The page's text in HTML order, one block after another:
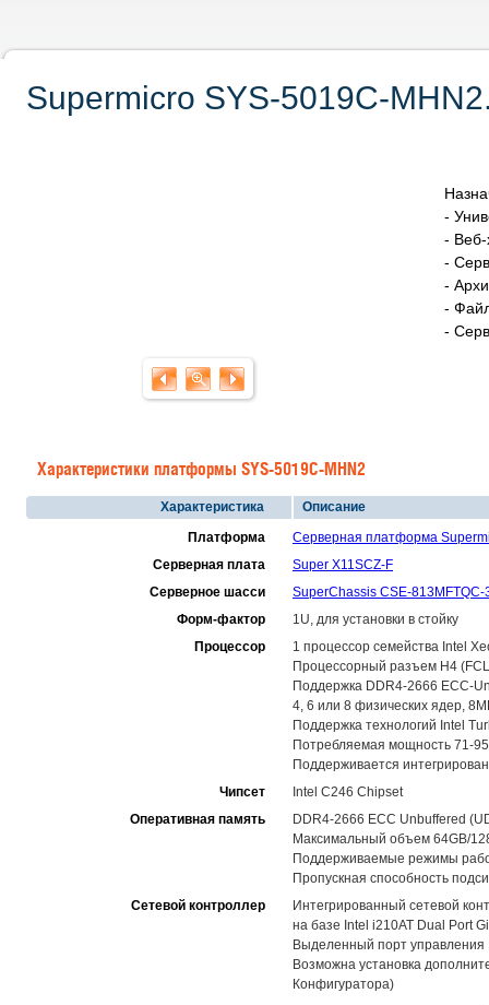
Supermicro SYS-5019C-
-
- Веб-
-
-
-
-
Характеристики платформы SYS-5019C-MHN2
Характеристика
Описание
Платформа
Серверная платформа
Серверная плата
Super X11SCZ-F
Серверное шасси
SuperChassis CSE-813MFTQC-
Форм-фактор
1U, для установки в стойку
Процессор
1 процессор семейства Intel
Процессорный разъем H4
Поддержка DDR4-2666 ECC-
4, 6 или 8 физических ядер,
Поддержка технологий Intel
Потребляемая мощность 71-
Поддерживается
Чипсет
Intel C246 Chipset
Оперативная память
DDR4-2666 ECC Unbuffered
Максимальный объем 64GB/
Поддерживаемые режимы
Пропускная способность
Сетевой контроллер
Интегрированный сетевой
на базе Intel i210AT Dual Port
Выделенный порт управления
Возможна установка
Конфигуратора)